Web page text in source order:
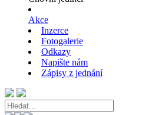
Akce
Inzerce
Fotogalerie
Odkazy
Napište nám
Zápisy z jednání